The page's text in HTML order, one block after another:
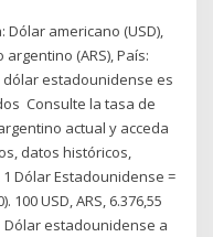
Dólar americano (USD),
(ARS), País:
dólar estadounidense es
Consulte la tasa de
actual y acceda
datos históricos,
1 Dólar Estadounidense =
100 USD, ARS, 6.376,55
Dólar estadounidense a